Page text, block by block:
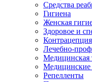
Средства
Гигиена
Женская
Здоровое и
Контрацепция
Лечебно-
Медицинская
Медицинские
Репелленты